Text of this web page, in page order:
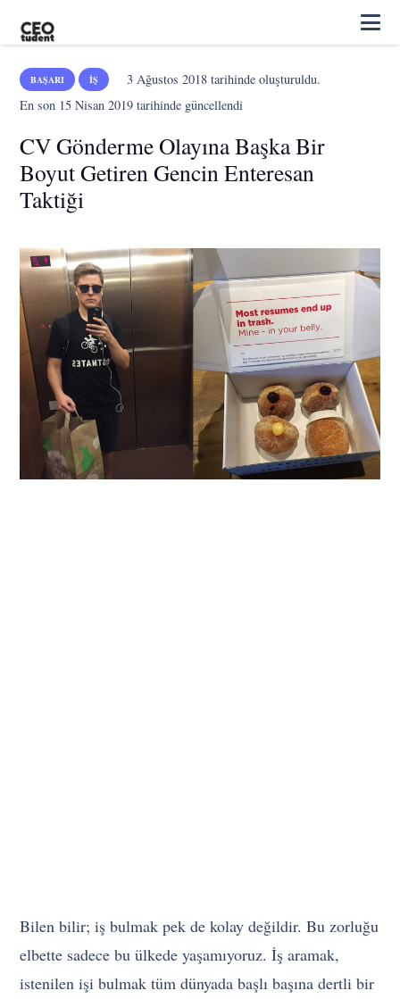
BAŞARI İŞ 3 Ağustos 2018tarihinde oluşturuldu.
En son 15 Nisan 2019 tarihinde güncellendi
CV Gönderme Olayına Başka Bir
Boyut Getiren Gencin Enteresan
Taktiği
Bilen bilir; iş bulmak pek de kolay değildir. Bu zorluğu
elbette sadece bu ülkede yaşamıyoruz. İş aramak,
istenilen işi bulmak tüm dünyada başlı başına dertli bir